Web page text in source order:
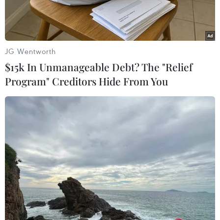
Nhà máy lọc dầu của Tập đoàn dầu khí Mỹ ExxonMobil tại
Fawley, Anh. (Ảnh: AFP/TTXVN)
Ngành dầu khí của Mỹ đã trải qua làn sóng mua
bán, sáp nhập với tổng trị giá 250 tỷ USD trong
năm 2023.
JG Wentworth
$15k In Unmanageable Debt? The "Relief
Program" Creditors Hide From You